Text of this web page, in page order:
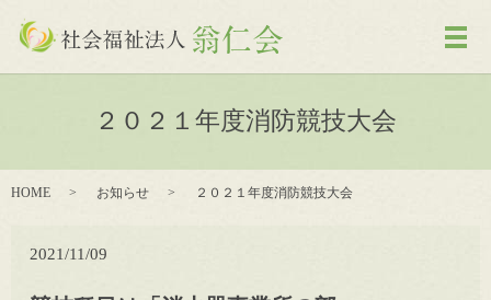
メ
２０２１年度消防競技大会
HOME お知らせ ２０２１年度消防競技大会
2021/11/09